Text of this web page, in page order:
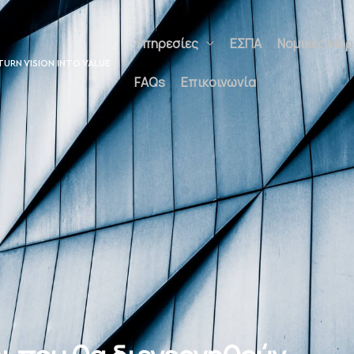
UNLOCK POTENTIAL
Υπηρεσίες ΕΣΠΑ Νομικές
Επικοινωνία